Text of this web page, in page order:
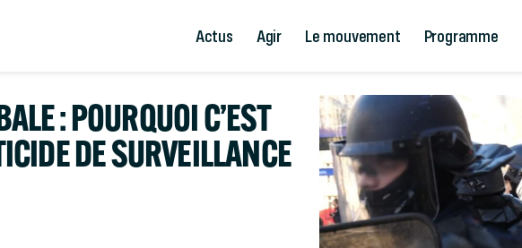
Actus Agir Le mouvement Programme
: POURQUOI C’EST
DE SURVEILLANCE